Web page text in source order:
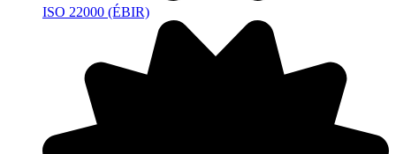
ISO 22000 (ÉBIR)